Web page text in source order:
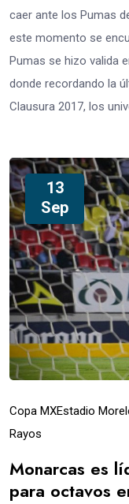
caer ante los Pumas
este momento se
Pumas se hizo valida
donde recordando la
Clausura 2017, los
13
Sep
Copa MXEstadio
Rayos
Monarcas es
para octavos